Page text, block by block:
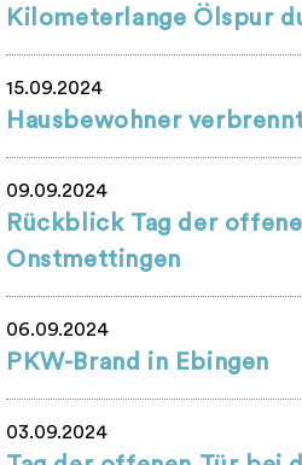
Kilometerlange Ölspur
15.09.2024
Hausbewohner
09.09.2024
Rückblick Tag der
Onstmettingen
06.09.2024
PKW-Brand in Ebingen
03.09.2024